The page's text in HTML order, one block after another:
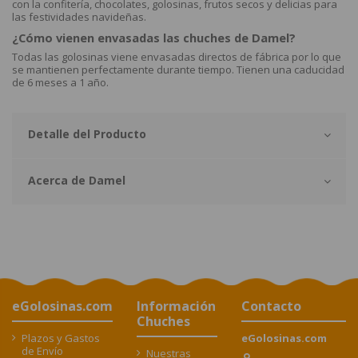
con la confitería, chocolates, golosinas, frutos secos y delicias para
las festividades navideñas.
¿Cómo vienen envasadas las chuches de Damel?
Todas las golosinas viene envasadas directos de fábrica por lo que
se mantienen perfectamente durante tiempo. Tienen una caducidad
de 6 meses a 1 año.
Detalle del Producto
Acerca de Damel
eGolosinas.com
Plazos y Gastos
de Envío
Información
Chuches
Nuestras
Contacto
eGolosinas.com